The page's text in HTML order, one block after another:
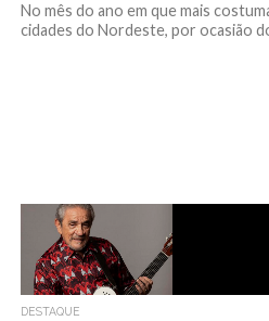
No mês do ano em que mais
cidades do Nordeste, por ocasião
DESTAQUE